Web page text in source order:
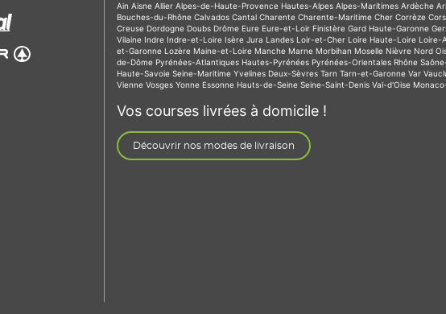
Ain Aisne Allier Alpes-de-Haute-Provence Hautes-Alpes Alpes-Maritimes Ardèche
Bouches-du-Rhône Calvados Cantal Charente Charente-Maritime Cher Corrèze
Creuse Dordogne Doubs Drôme Eure Eure-et-Loir Finistère Gard Haute-Garonne
Vilaine Indre Indre-et-Loire Isère Jura Landes Loir-et-Cher Loire Haute-Loire Loire-
et-Garonne Lozère Maine-et-Loire Manche Marne Morbihan Moselle Nièvre Nord
de-Dôme Pyrénées-Atlantiques Hautes-Pyrénées Pyrénées-Orientales Rhône
Haute-Savoie Seine-Maritime Yvelines Deux-Sèvres Tarn Tarn-et-Garonne Var
Vienne Vosges Yonne Essonne Hauts-de-Seine Seine-Saint-Denis Val-d'Oise
Vos courses livrées à domicile !
Découvrir nos modes de livraison